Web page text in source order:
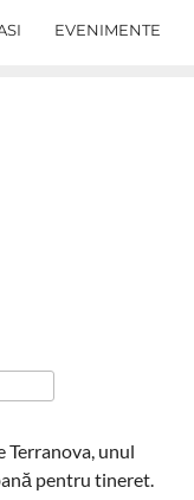
EVENIMENTE
Terranova, unul
pentru tineret.